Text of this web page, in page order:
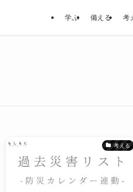
学ぶ 備える 考
考える